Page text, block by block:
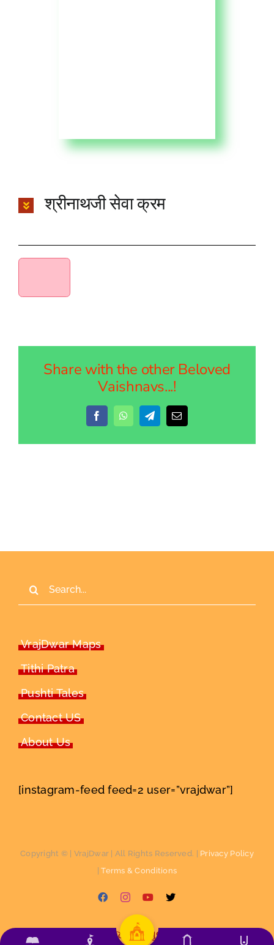
श्रीनाथजी सेवा क्रम
Share with the other Beloved
Vaishnavs...!
FacebookWhatsAppTelegramEmail
Search
VrajDwar Maps
Tithi Patra
Pushti Tales
Contact US
About Us
[instagram-feed feed=2 user=”vrajdwar”]
Copyright © | VrajDwar | All Rights Reserved. | Privacy Policy
|Terms & Conditions
FacebookInstagramYouTube
X
English ગુજરાતી ગુજરાતી)